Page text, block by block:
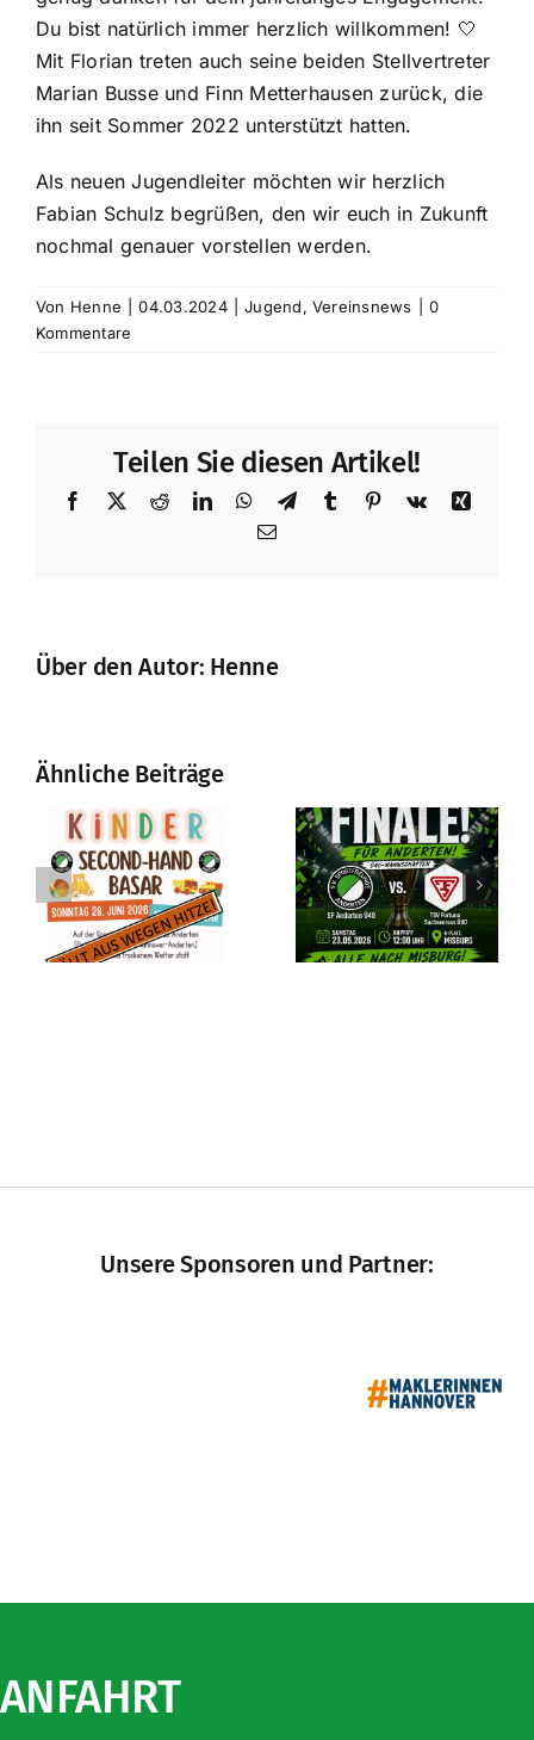
Du bist natürlich immer herzlich willkommen! 🤍
Mit Florian treten auch seine beiden Stellvertreter
Marian Busse und Finn Metterhausen zurück, die
ihn seit Sommer 2022 unterstützt hatten.
Als neuen Jugendleiter möchten wir herzlich
Fabian Schulz begrüßen, den wir euch in Zukunft
nochmal genauer vorstellen werden.
Von Henne 04.03.2024 Jugend,Vereinsnews
0
Kommentare
Teilen Sie diesen Artikel!
Facebook
X RedditLinkedInWhatsApp
TelegramTumblr Pinterest
Vk
Xing
E-
Über den Autor: Henne
Ähnliche Beiträge
Ü40-
Kreispokalfinale
am
Pfingstsamstag
in Misburg
Volleyball-
Damen mit
starkem
Auftritt
Unsere Sponsoren und Partner:
ANFAHRT